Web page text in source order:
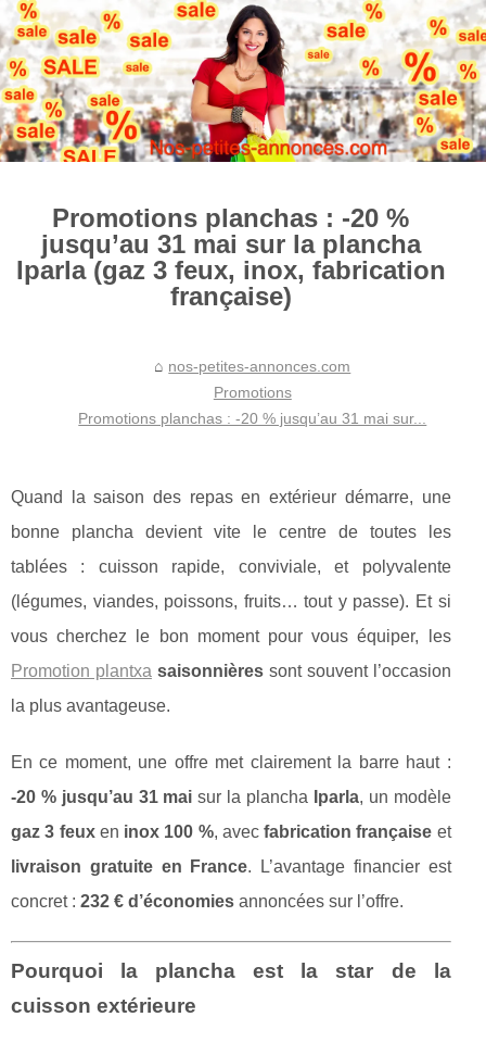
Promotions planchas : -20 %
jusqu’au 31 mai sur la plancha
Iparla (gaz 3 feux, inox, fabrication
française)
nos-petites-annonces.com
Promotions
Promotions planchas : -20 % jusqu’au 31 mai sur...
Quand la saison des repas en extérieur démarre, une
bonne plancha devient vite le centre de toutes les
tablées : cuisson rapide, conviviale, et polyvalente
(légumes, viandes, poissons, fruits… tout y passe). Et si
vous cherchez le bon moment pour vous équiper, les
Promotion plantxa saisonnièressont souvent l’occasion
la plus avantageuse.
En ce moment, une offre met clairement la barre haut :
-20 % jusqu’au 31 mai sur la plancha Iparla, un modèle
gaz 3 feuxen inox 100 %, avecfabrication française et
livraison gratuite en France. L’avantage financier est
concret : 232 € d’économies annoncées sur l’offre.
Pourquoi la plancha est la star de la
cuisson extérieure